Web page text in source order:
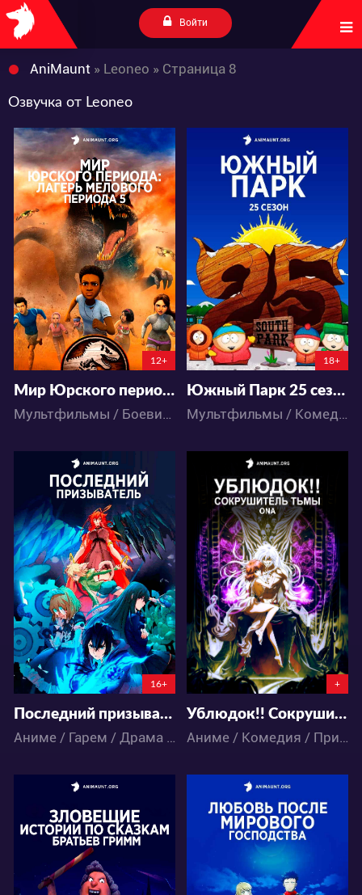
Войти
AniMaunt » Leoneo » Страница 8
Озвучка от Leoneo
7625
16 7
12+
Мир Юрского периода: Лагерь Мелового периода 5 сезон
Мультфильмы / Боевик / Приключения / Фантастика
11242
10 12
18+
Южный Парк 25 сезон
Мультфильмы / Комедия
68362
62 88
16+
Последний призыватель
Аниме / Гарем / Драма / Меха / Фэнтези / Экшен
21452
16 43
+
Ублюдок!! Сокрушитель тьмы ONA
Аниме / Комедия / Приключения / Сёнэн / Фэнтези / Экшен / Этти
9096 16338